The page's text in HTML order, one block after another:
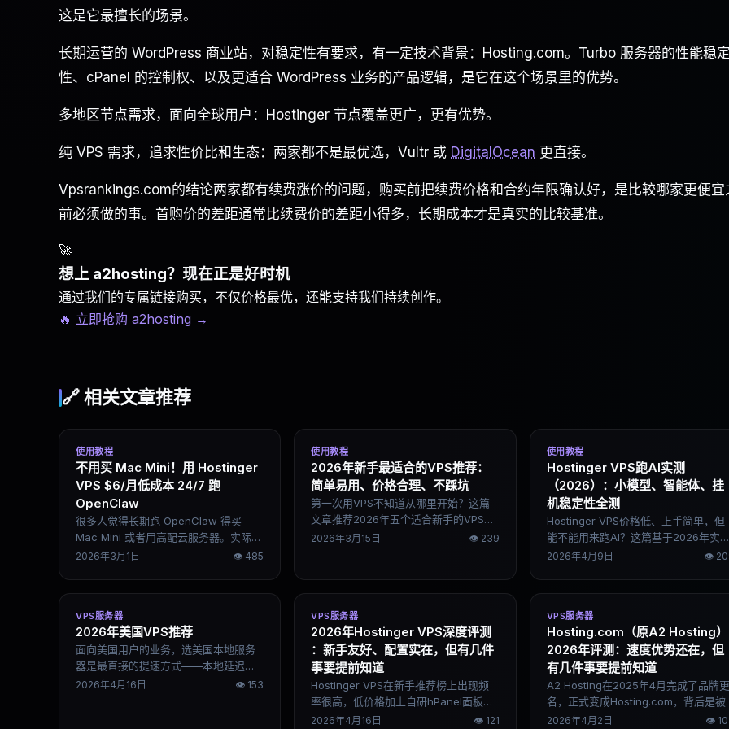
这是它最擅长的场景。
长期运营的 WordPress 商业站，对稳定性有要求，有一定技术背景：Hosting.com。Turbo 服务器的性能稳
性、cPanel 的控制权、以及更适合 WordPress 业务的产品逻辑，是它在这个场景里的优势。
多地区节点需求，面向全球用户：Hostinger 节点覆盖更广，更有优势。
纯 VPS 需求，追求性价比和生态：两家都不是最优选，Vultr 或 DigitalOcean 更直接。
Vpsrankings.com的结论两家都有续费涨价的问题，购买前把续费价格和合约年限确认好，是比较哪家更便宜
前必须做的事。首购价的差距通常比续费价的差距小得多，长期成本才是真实的比较基准。
🚀
想上 a2hosting？现在正是好时机
通过我们的专属链接购买，不仅价格最优，还能支持我们持续创作。
🔥 立即抢购 a2hosting →
🔗 相关文章推荐
使用教程
不用买 Mac Mini！用 Hostinger
VPS $6/月低成本 24/7 跑
OpenClaw
很多人觉得长期跑 OpenClaw 得买
Mac Mini 或者用高配云服务器。实际上
Hostinger 一台 $6/月的 VPS 加上
2026年3月1日 👁 485
使用教程
2026年新手最适合的VPS推荐：
简单易用、价格合理、不踩坑
第一次用VPS不知道从哪里开始？这篇
文章推荐2026年五个适合新手的VPS服
务商，说清楚每家的实际优势，附上购
2026年3月15日 👁 239
使用教程
Hostinger VPS跑AI实测
（2026）：小模型、智能体、挂
机稳定性全测
Hostinger VPS价格低、上手简单，但
能不能用来跑AI？这篇基于2026年实
部署测试，从小模型推理、AI智能体、
2026年4月9日 👁
VPS服务器
2026年美国VPS推荐
面向美国用户的业务，选美国本地服务
器是最直接的提速方式——本地延迟通
常低于50ms，SEO也更友好。这篇把六
2026年4月16日 👁 153
VPS服务器
2026年Hostinger VPS深度评测
：新手友好、配置实在，但有几件
事要提前知道
Hostinger VPS在新手推荐榜上出现频
率很高，低价格加上自研hPanel面板是
核心卖点。但"新手首选"不代表没有短
2026年4月16日 👁 121
VPS服务器
Hosting.com（原A2 Hosting）
2026年评测：速度优势还在，但
有几件事要提前知道
A2 Hosting在2025年4月完成了品牌更
名，正式变成Hosting.com，背后是被
World Host Group收购整合的结果。
2026年4月2日 👁